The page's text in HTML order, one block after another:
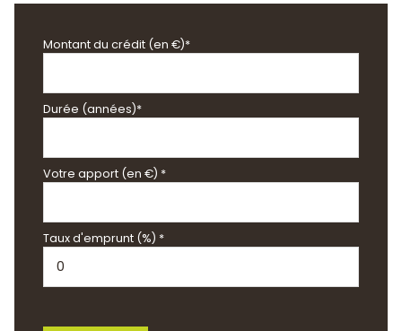
Montant du crédit (en €)*
Durée (années)*
Votre apport (en €) *
Taux d'emprunt (%) *